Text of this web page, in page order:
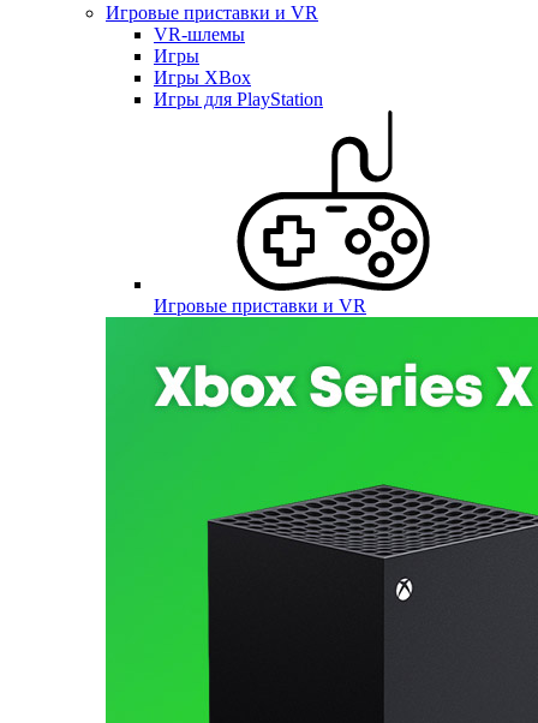
Игровые приставки и VR
VR-шлемы
Игры
Игры XBox
Игры для PlayStation
Игровые приставки и VR